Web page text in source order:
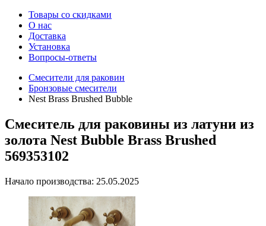
Товары со скидками
О нас
Доставка
Установка
Вопросы-ответы
Смесители для раковин
Бронзовые смесители
Nest Brass Brushed Bubble
Смеситель для раковины из латуни из
золота Nest Bubble Brass Brushed
569353102
Начало производства: 25.05.2025